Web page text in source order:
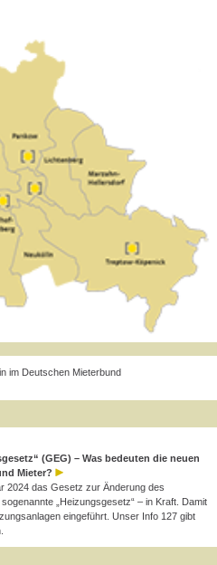
im Deutschen Mieterbund
(GEG) – Was bedeuten die neuen
Mieter?
2024 das Gesetz zur Änderung des
„Heizungsgesetz“ – in Kraft. Damit
eingeführt. Unser Info 127 gibt